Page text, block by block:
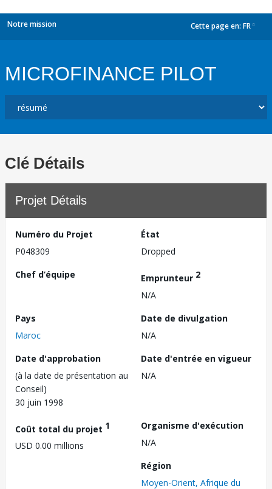
Notre mission Cette page en: FR
MICROFINANCE PILOT
Clé Détails
Projet Détails
Numéro du Projet
P048309
État
Dropped
Chef d’équipe
Emprunteur 2
N/A
Pays
Maroc
Date de divulgation
N/A
Date d'approbation
(à la date de présentation au
Conseil)
30 juin 1998
Date d'entrée en vigueur
N/A
Coût total du projet 1
USD 0.00 millions
Organisme d'exécution
N/A
Région
Moyen-Orient, Afrique du